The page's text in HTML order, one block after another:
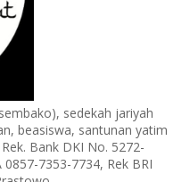
sedekah jariyah
beasiswa, santunan yatim
Bank DKI No. 5272-
7353-7734, Rek BRI